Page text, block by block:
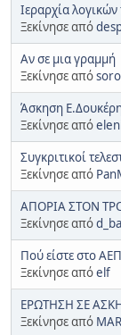
Ιεραρχία λογικών
Ξεκίνησε από
Αν σε μια γραμμή
Ξεκίνησε από
Άσκηση
Ξεκίνησε από
Συγκριτικοί
Ξεκίνησε από
ΑΠΟΡΙΑ ΣΤΟΝ
Ξεκίνησε από
Πού είστε στο
Ξεκίνησε απόelf
ΕΡΩΤΗΣΗ ΣΕ
Ξεκίνησε από